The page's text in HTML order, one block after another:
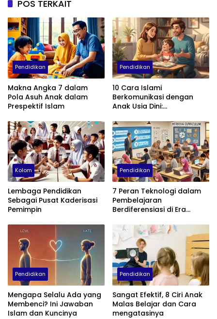
POS TERKAIT
Pendidikan
Makna Angka 7 dalam
Pola Asuh Anak dalam
Prespektif Islam
Pendidikan
10 Cara Islami
Berkomunikasi dengan
Anak Usia Dini:
Empati, dan Cinta
Kolom
Lembaga Pendidikan
Sebagai Pusat Kaderisasi
Pemimpin
Pendidikan
7 Peran Teknologi dalam
Pembelajaran
Berdiferensiasi di Era
Pendidikan
Mengapa Selalu Ada yang
Membenci? Ini Jawaban
Islam dan Kuncinya
Pendidikan
Sangat Efektif, 8 Ciri Anak
Malas Belajar dan Cara
mengatasinya